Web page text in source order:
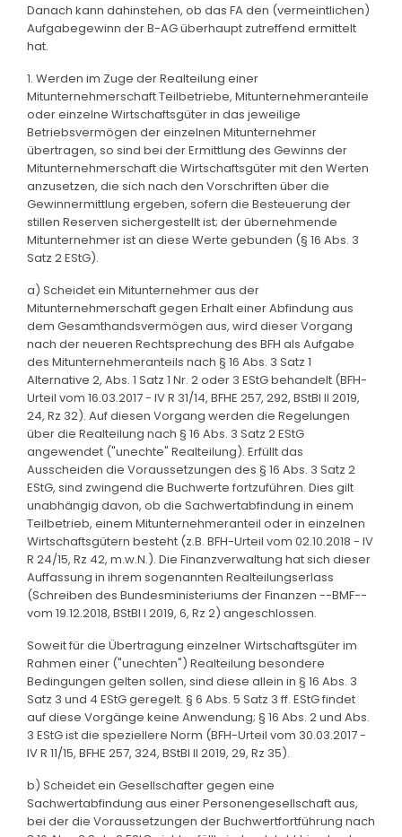
Danach kann dahinstehen, ob das FA den (vermeintlichen)
Aufgabegewinn der B-AG überhaupt zutreffend ermittelt
hat.
1. Werden im Zuge der Realteilung einer
Mitunternehmerschaft Teilbetriebe, Mitunternehmeranteile
oder einzelne Wirtschaftsgüter in das jeweilige
Betriebsvermögen der einzelnen Mitunternehmer
übertragen, so sind bei der Ermittlung des Gewinns der
Mitunternehmerschaft die Wirtschaftsgüter mit den Werten
anzusetzen, die sich nach den Vorschriften über die
Gewinnermittlung ergeben, sofern die Besteuerung der
stillen Reserven sichergestellt ist; der übernehmende
Mitunternehmer ist an diese Werte gebunden (§ 16 Abs. 3
Satz 2 EStG).
a) Scheidet ein Mitunternehmer aus der
Mitunternehmerschaft gegen Erhalt einer Abfindung aus
dem Gesamthandsvermögen aus, wird dieser Vorgang
nach der neueren Rechtsprechung des BFH als Aufgabe
des Mitunternehmeranteils nach § 16 Abs. 3 Satz 1
Alternative 2, Abs. 1 Satz 1 Nr. 2 oder 3 EStG behandelt (BFH-
Urteil vom 16.03.2017 - IV R 31/14, BFHE 257, 292, BStBl II 2019,
24, Rz 32). Auf diesen Vorgang werden die Regelungen
über die Realteilung nach § 16 Abs. 3 Satz 2 EStG
angewendet ("unechte" Realteilung). Erfüllt das
Ausscheiden die Voraussetzungen des § 16 Abs. 3 Satz 2
EStG, sind zwingend die Buchwerte fortzuführen. Dies gilt
unabhängig davon, ob die Sachwertabfindung in einem
Teilbetrieb, einem Mitunternehmeranteil oder in einzelnen
Wirtschaftsgütern besteht (z.B. BFH-Urteil vom 02.10.2018 - IV
R 24/15, Rz 42, m.w.N.). Die Finanzverwaltung hat sich dieser
Auffassung in ihrem sogenannten Realteilungserlass
(Schreiben des Bundesministeriums der Finanzen --BMF--
vom 19.12.2018, BStBl I 2019, 6, Rz 2) angeschlossen.
Soweit für die Übertragung einzelner Wirtschaftsgüter im
Rahmen einer ("unechten") Realteilung besondere
Bedingungen gelten sollen, sind diese allein in § 16 Abs. 3
Satz 3 und 4 EStG geregelt. § 6 Abs. 5 Satz 3 ff. EStG findet
auf diese Vorgänge keine Anwendung; § 16 Abs. 2 und Abs.
3 EStG ist die speziellere Norm (BFH-Urteil vom 30.03.2017 -
IV R 11/15, BFHE 257, 324, BStBl II 2019, 29, Rz 35).
b) Scheidet ein Gesellschafter gegen eine
Sachwertabfindung aus einer Personengesellschaft aus,
bei der die Voraussetzungen der Buchwertfortführung nach